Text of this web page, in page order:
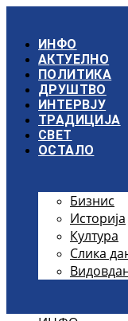
садржајИНФО
АКТУЕЛНО
ПОЛИТИКА
ДРУШТВО
ИНТЕРВЈУ
ТРАДИЦИЈА
СВЕТ
ОСТАЛО
Бизнис
Историја
Култура
Слика